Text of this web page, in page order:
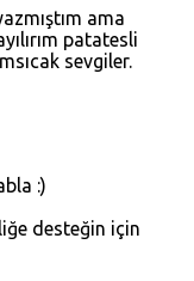
ama
patatesli
sevgiler.
:)
desteğin için